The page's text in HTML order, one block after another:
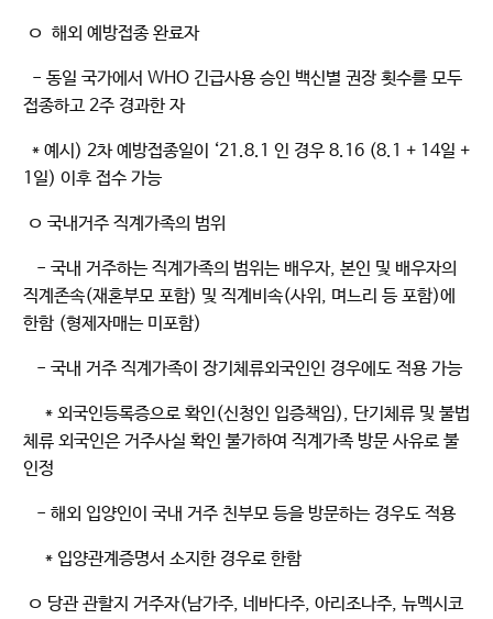
ㅇ 해외 예방접종 완료자
- 동일 국가에서 WHO 긴급사용 승인 백신별 권장 횟수를 모두
접종하고 2주 경과한 자
* 예시) 2차 예방접종일이 ‘21.8.1 인 경우 8.16 (8.1 + 14일 +
1일) 이후 접수 가능
ㅇ 국내거주 직계가족의 범위
- 국내 거주하는 직계가족의 범위는 배우자, 본인 및 배우자의
직계존속(재혼부모 포함) 및 직계비속(사위, 며느리 등 포함)에
한함 (형제자매는 미포함)
- 국내 거주 직계가족이 장기체류외국인인 경우에도 적용 가능
* 외국인등록증으로 확인(신청인 입증책임), 단기체류 및 불법
체류 외국인은 거주사실 확인 불가하여 직계가족 방문 사유로 불
인정
- 해외 입양인이 국내 거주 친부모 등을 방문하는 경우도 적용
* 입양관계증명서 소지한 경우로 한함
ㅇ 당관 관할지 거주자(남가주, 네바다주, 아리조나주, 뉴멕시코